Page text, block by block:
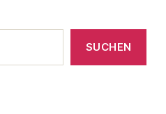
SUCHEN